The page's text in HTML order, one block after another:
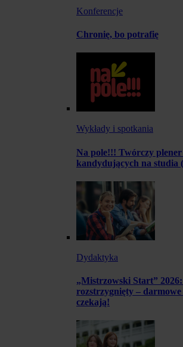
Konferencje
Chronię, bo potrafię
Wykłady i spotkania
Na pole!!! Twórczy plener
kandydujących na studia
Dydaktyka
„Mistrzowski Start”
rozstrzygnięty –
czekają!